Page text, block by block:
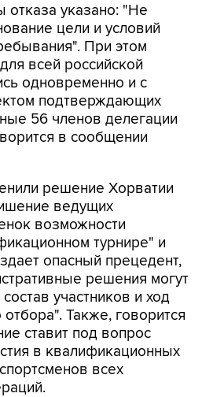
отказа указано: "Не
цели и условий
При этом
всей российской
одновременно и с
подтверждающих
56 членов делегации
в сообщении
решение Хорватии
ведущих
возможности
турнире" и
опасный прецедент,
решения могут
участников и ход
Также, говорится
ставит под вопрос
в квалификационных
всех